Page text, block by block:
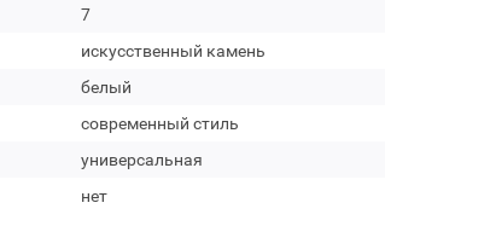
7
искусственный камень
белый
современный стиль
универсальная
нет